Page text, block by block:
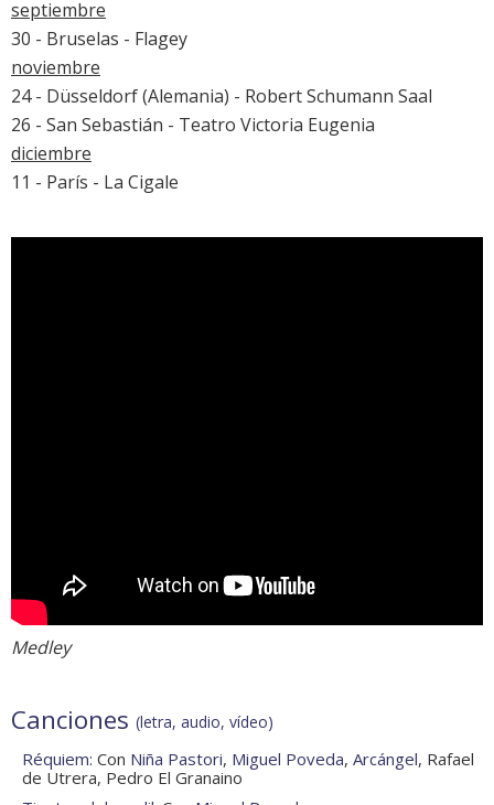
septiembre
30 - Bruselas - Flagey
noviembre
24 - Düsseldorf (Alemania) - Robert Schumann Saal
26 - San Sebastián - Teatro Victoria Eugenia
diciembre
11 - París - La Cigale
Medley
Canciones (letra, audio, vídeo)
Réquiem: Con Niña Pastori, Miguel Poveda, Arcángel, Rafael
de Utrera, Pedro El Granaino